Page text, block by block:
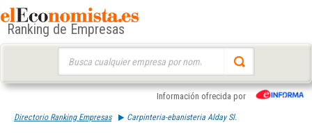
Ranking de Empresas
Información ofrecida por
Directorio Ranking Empresas Carpinteria-ebanisteria Alday Sl.